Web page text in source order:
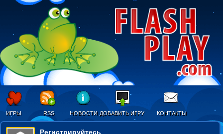
ИГРЫ RSS НОВОСТИ ДОБАВИТЬ ИГРУ КОНТАКТЫ
Регистрируйтесь